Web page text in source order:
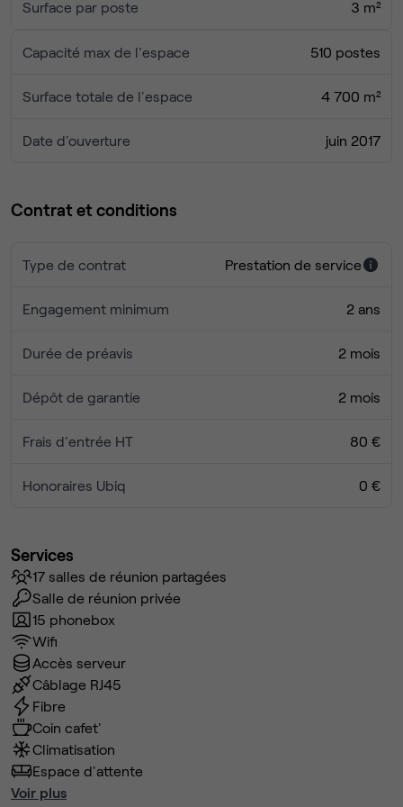
Surface par poste 3 m²
Capacité max de l'espace 510 postes
Surface totale de l'espace 4 700 m²
Date d'ouverture juin 2017
Contrat et conditions
Type de contrat Prestation de service
Engagement minimum 2 ans
Durée de préavis 2 mois
Dépôt de garantie 2 mois
Frais d'entrée HT 80 €
Honoraires Ubiq 0 €
Services
17 salles de réunion partagées
Salle de réunion privée
15 phonebox
Wifi
Accès serveur
Câblage RJ45
Fibre
Coin cafet'
Climatisation
Espace d'attente
Voir plus